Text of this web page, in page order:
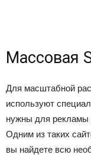
Массовая
Для масштабной
используют
нужны для рекламы
Одним из таких
вы найдете всю